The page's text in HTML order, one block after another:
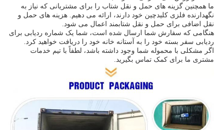
ما همچنین گزینه های حمل و نقل شتاب را برای مشتریانی که نیاز به
نگهدارنده فلزی کلیدچین خود دارند، ارائه می دهیم. هزینه های حمل و
نقل اضافی برای حمل و نقل شتابمند اعمال می شود.
هنگامی که سفارش شما ارسال شده است، شما یک شماره ردیابی برای
ردیابی سفر بسته خود را به آستانه خانه خود را دریافت خواهید کرد.
اگر مشکلی با محموله شما وجود داشته باشد، لطفاً با تیم خدمات
مشتری ما برای کمک تماس بگیرید.